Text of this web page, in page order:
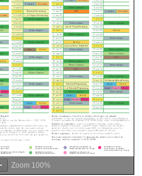
Zoom 100%